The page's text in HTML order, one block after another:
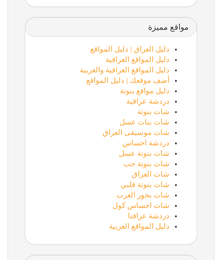
مواقع مميزة
دليل العراق | دليل المواقع
دليل المواقع العراقية
دليل المواقع العراقية والعربية
أضف موقعك | دليل المواقع
دليل مواقع بنوتة
دردشة عراقية
شات بنوتة
شات بنات عسل
شات موسيقى العراق
دردشة احساس
شات بنوتة عسل
شات بنوتة حب
شات العراق
شات بنوتة قلبي
شات بحور العرب
شات احساس كول
دردشة عراقنا
دليل المواقع العربية